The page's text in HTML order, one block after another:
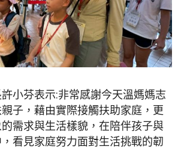
小芬表示:非常感謝今天溫媽媽志
子，藉由實際接觸扶助家庭，更
需求與生活樣貌，在陪伴孩子與
看見家庭努力面對生活挑戰的韌